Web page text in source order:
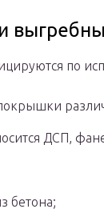
по
ДСП,
бетона;